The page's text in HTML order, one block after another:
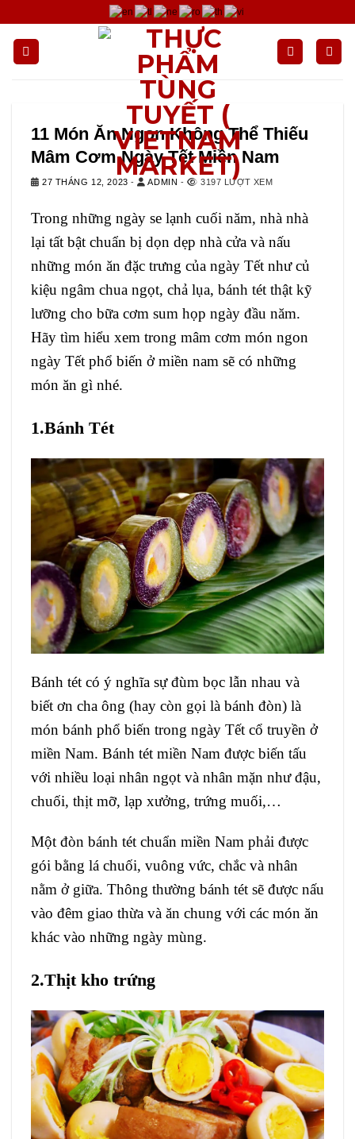
dung
11 Món Ăn Ngon Không Thể Thiếu
Mâm Cơm Ngày Tết Miền Nam
27 THÁNG 12, 2023 - ADMIN - 3197 LƯỢT XEM
Trong những ngày se lạnh cuối năm, nhà nhà
lại tất bật chuẩn bị dọn dẹp nhà cửa và nấu
những món ăn đặc trưng của ngày Tết như củ
kiệu ngâm chua ngọt, chả lụa, bánh tét thật kỹ
lưỡng cho bữa cơm sum họp ngày đầu năm.
Hãy tìm hiểu xem trong mâm cơm món ngon
ngày Tết phổ biến ở miền nam sẽ có những
món ăn gì nhé.
1.Bánh Tét
Bánh tét có ý nghĩa sự đùm bọc lẫn nhau và
biết ơn cha ông (hay còn gọi là bánh đòn) là
món bánh phổ biến trong ngày Tết cổ truyền ở
miền Nam. Bánh tét miền Nam được biến tấu
với nhiều loại nhân ngọt và nhân mặn như đậu,
chuối, thịt mỡ, lạp xưởng, trứng muối,…
Một đòn bánh tét chuẩn miền Nam phải được
gói bằng lá chuối, vuông vức, chắc và nhân
nằm ở giữa. Thông thường bánh tét sẽ được nấu
vào đêm giao thừa và ăn chung với các món ăn
khác vào những ngày mùng.
2.Thịt kho trứng